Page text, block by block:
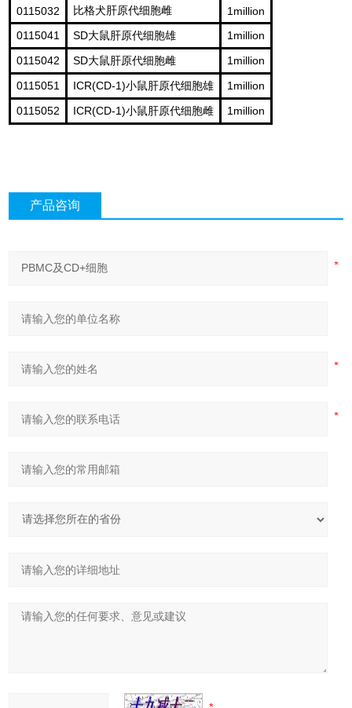
0115032
比格犬肝原代细胞雌
1million
0115041
SD大鼠肝原代细胞雄
1million
0115042
SD大鼠肝原代细胞雌
1million
0115051
ICR(CD-1)小鼠肝原代细胞雄
1million
0115052
ICR(CD-1)小鼠肝原代细胞雌 1million
产品咨询